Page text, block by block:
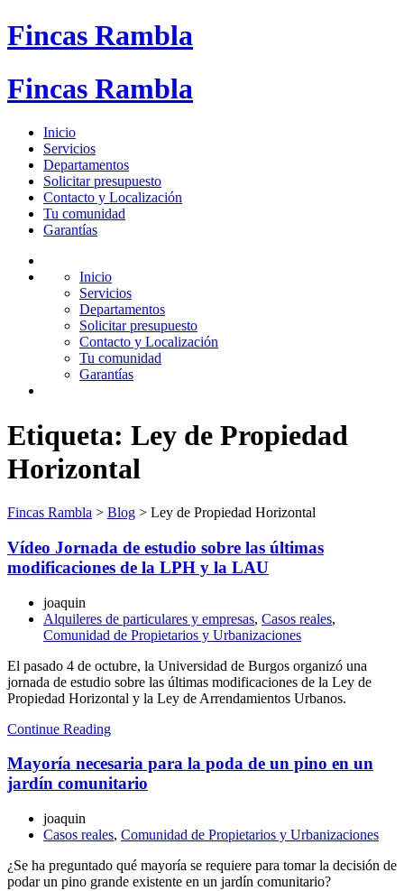
Fincas Rambla
Fincas Rambla
Inicio
Servicios
Departamentos
Solicitar presupuesto
Contacto y Localización
Tu comunidad
Garantías
Inicio
Servicios
Departamentos
Solicitar presupuesto
Contacto y Localización
Tu comunidad
Garantías
Etiqueta: Ley de Propiedad
Horizontal
Fincas Rambla > Blog > Ley de Propiedad Horizontal
Vídeo Jornada de estudio sobre las últimas
modificaciones de la LPH y la LAU
joaquin
Alquileres de particulares y empresas, Casos reales,
Comunidad de Propietarios y Urbanizaciones
El pasado 4 de octubre, la Universidad de Burgos organizó una
jornada de estudio sobre las últimas modificaciones de la Ley de
Propiedad Horizontal y la Ley de Arrendamientos Urbanos.
Continue Reading
Mayoría necesaria para la poda de un pino en un
jardín comunitario
joaquin
Casos reales, Comunidad de Propietarios y Urbanizaciones
¿Se ha preguntado qué mayoría se requiere para tomar la decisión de
podar un pino grande existente en un jardín comunitario?